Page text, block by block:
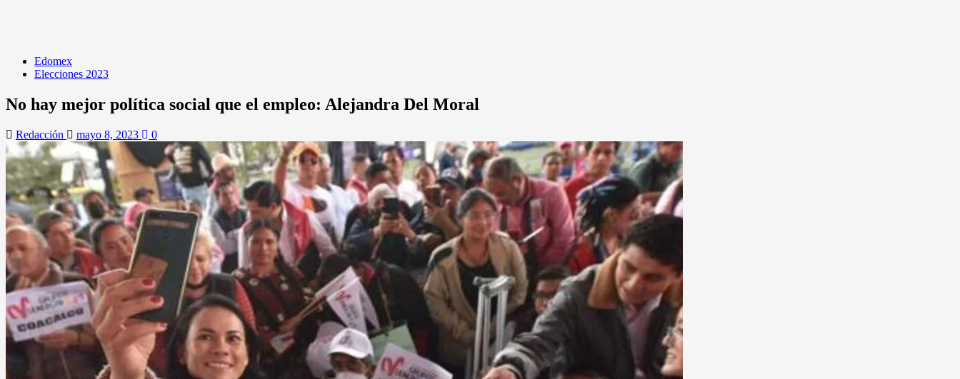
Edomex
Elecciones 2023
No hay mejor política social que el empleo: Alejandra Del Moral
Redacción mayo 8, 2023 0